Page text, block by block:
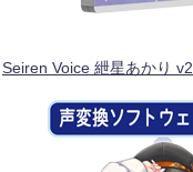
Seiren Voice 紲星あかり v2